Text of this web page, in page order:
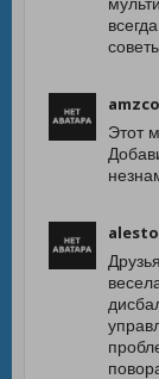
Этот